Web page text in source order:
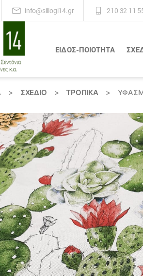
info@sillogi14.gr 210 32 11
ΕΙΔΟΣ-ΠΟΙΟΤΗΤΑ
> ΣΧΕΔΙΟ > ΤΡΟΠΙΚΑ >